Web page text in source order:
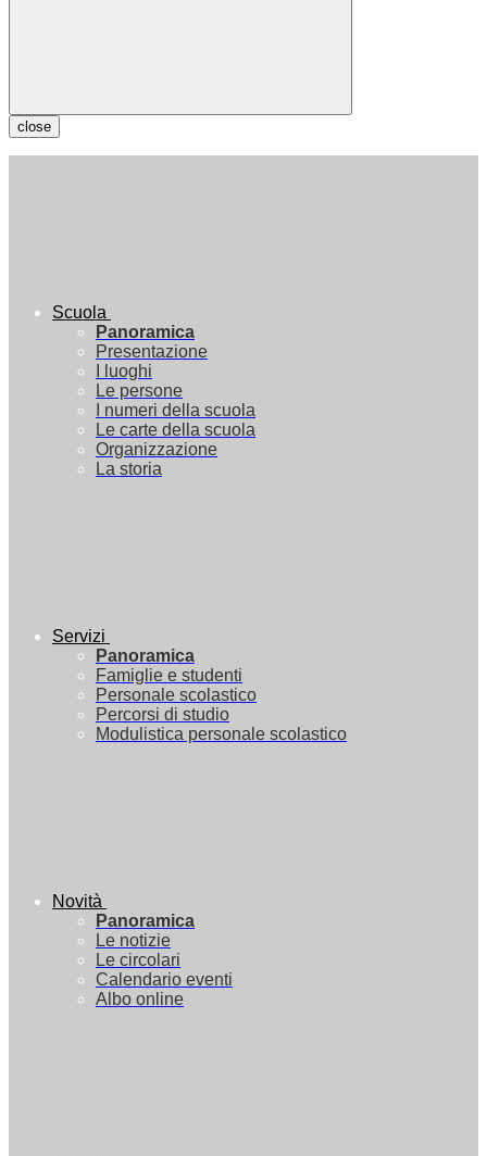
close
Scuola
Panoramica
Presentazione
I luoghi
Le persone
I numeri della scuola
Le carte della scuola
Organizzazione
La storia
Servizi
Panoramica
Famiglie e studenti
Personale scolastico
Percorsi di studio
Modulistica personale scolastico
Novità
Panoramica
Le notizie
Le circolari
Calendario eventi
Albo online